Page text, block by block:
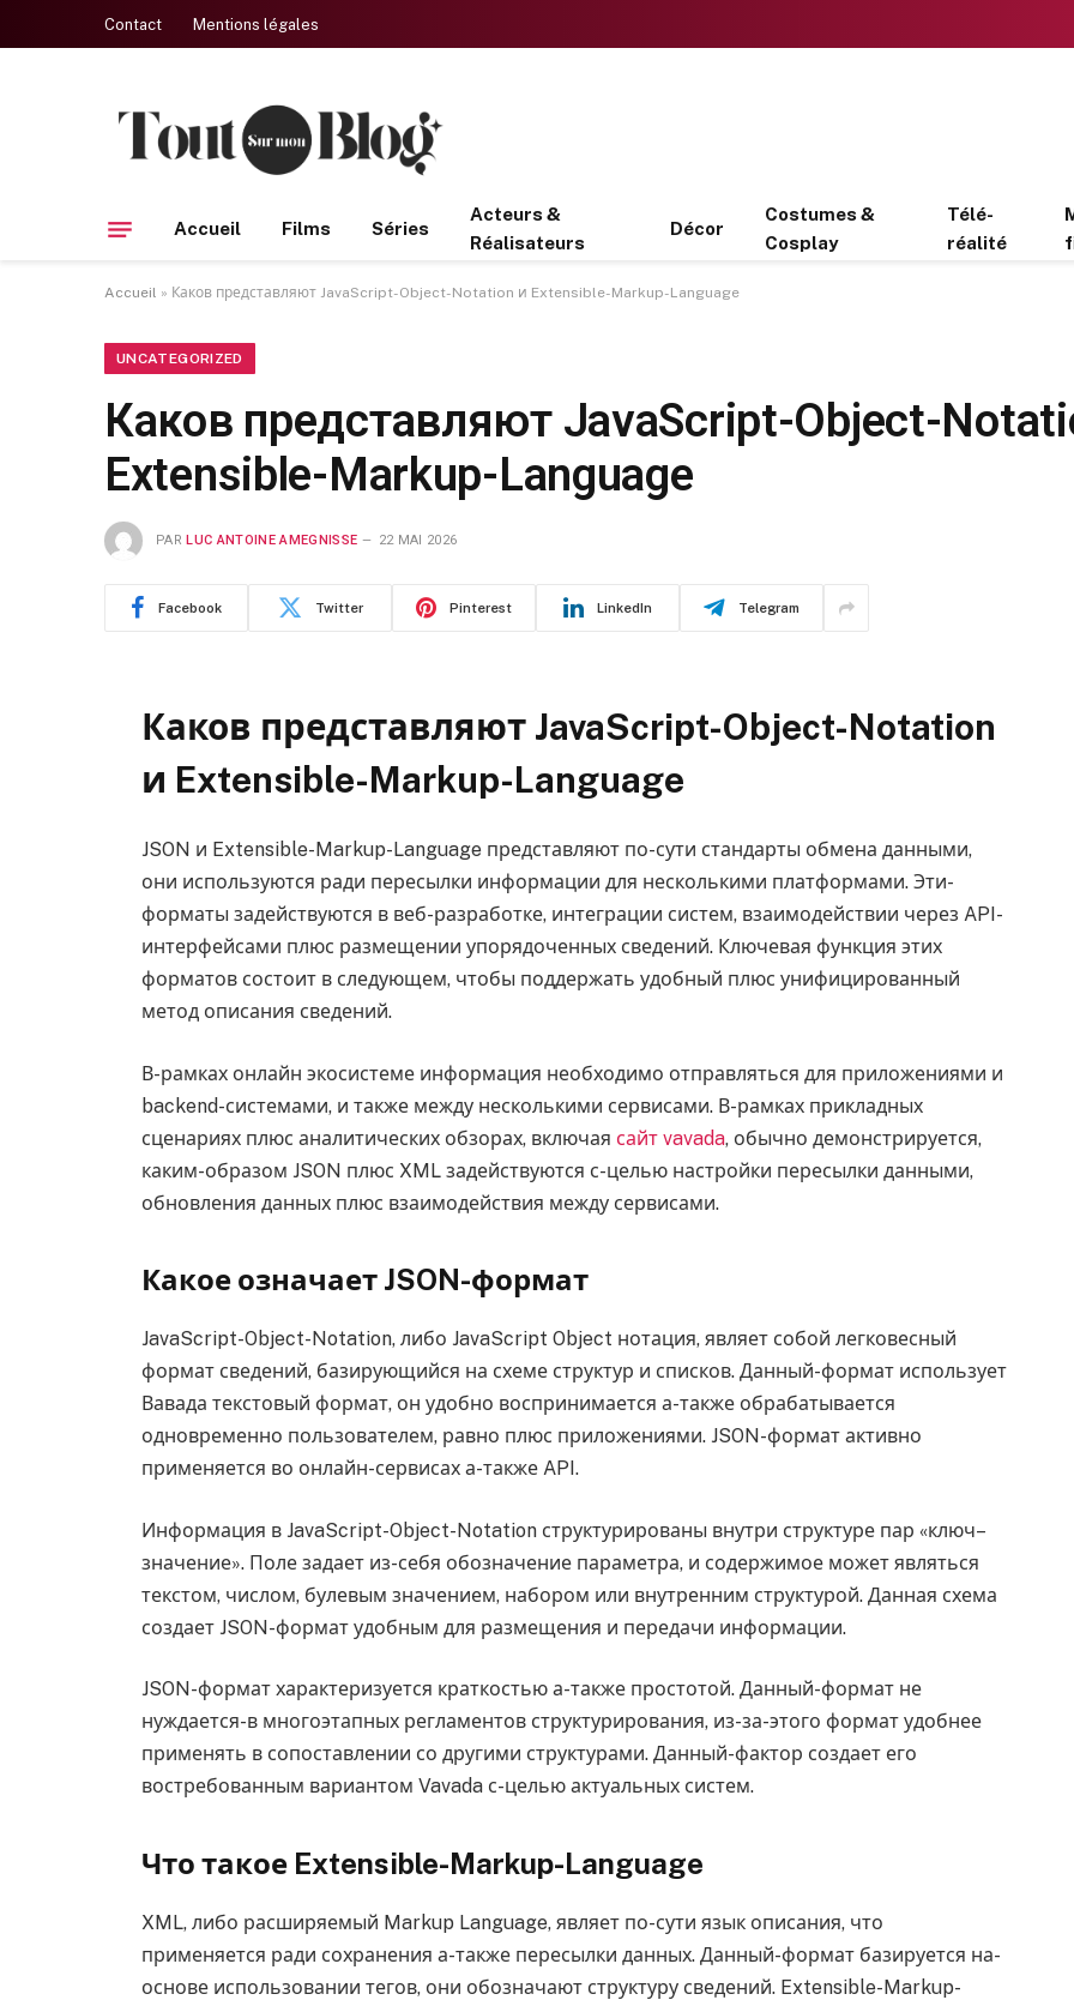
Contact Mentions légales
Accueil Films Séries
Acteurs &
Réalisateurs
Décor
Costumes &
Cosplay
Télé-
réalité
Accueil » Каков представляют JavaScript-Object-Notation и Extensible-Markup-Language
UNCATEGORIZED
Каков представляют JavaScript-Object-
Extensible-Markup-Language
PAR LUC ANTOINE AMEGNISSE 22 MAI 2026
Facebook Twitter Pinterest LinkedIn Telegram
Каков представляют JavaScript-Object-Notation
и Extensible-Markup-Language
JSON и Extensible-Markup-Language представляют по-сути стандарты обмена данными,
они используются ради пересылки информации для несколькими платформами. Эти-
форматы задействуются в веб-разработке, интеграции систем, взаимодействии через API-
интерфейсами плюс размещении упорядоченных сведений. Ключевая функция этих
форматов состоит в следующем, чтобы поддержать удобный плюс унифицированный
метод описания сведений.
В-рамках онлайн экосистеме информация необходимо отправляться для приложениями и
backend-системами, и также между несколькими сервисами. В-рамках прикладных
сценариях плюс аналитических обзорах, включая сайт vavada, обычно демонстрируется,
каким-образом JSON плюс XML задействуются с-целью настройки пересылки данными,
обновления данных плюс взаимодействия между сервисами.
Какое означает JSON-формат
JavaScript-Object-Notation, либо JavaScript Object нотация, являет собой легковесный
формат сведений, базирующийся на схеме структур и списков. Данный-формат использует
Вавада текстовый формат, он удобно воспринимается а-также обрабатывается
одновременно пользователем, равно плюс приложениями. JSON-формат активно
применяется во онлайн-сервисах а-также API.
Информация в JavaScript-Object-Notation структурированы внутри структуре пар «ключ–
значение». Поле задает из-себя обозначение параметра, и содержимое может являться
текстом, числом, булевым значением, набором или внутренним структурой. Данная схема
создает JSON-формат удобным для размещения и передачи информации.
JSON-формат характеризуется краткостью а-также простотой. Данный-формат не
нуждается-в многоэтапных регламентов структурирования, из-за-этого формат удобнее
применять в сопоставлении со другими структурами. Данный-фактор создает его
востребованным вариантом Vavada с-целью актуальных систем.
Что такое Extensible-Markup-Language
XML, либо расширяемый Markup Language, являет по-сути язык описания, что
применяется ради сохранения а-также пересылки данных. Данный-формат базируется на-
основе использовании тегов, они обозначают структуру сведений. Extensible-Markup-